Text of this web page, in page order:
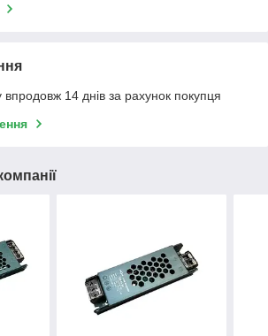
14 днів за рахунок покупця